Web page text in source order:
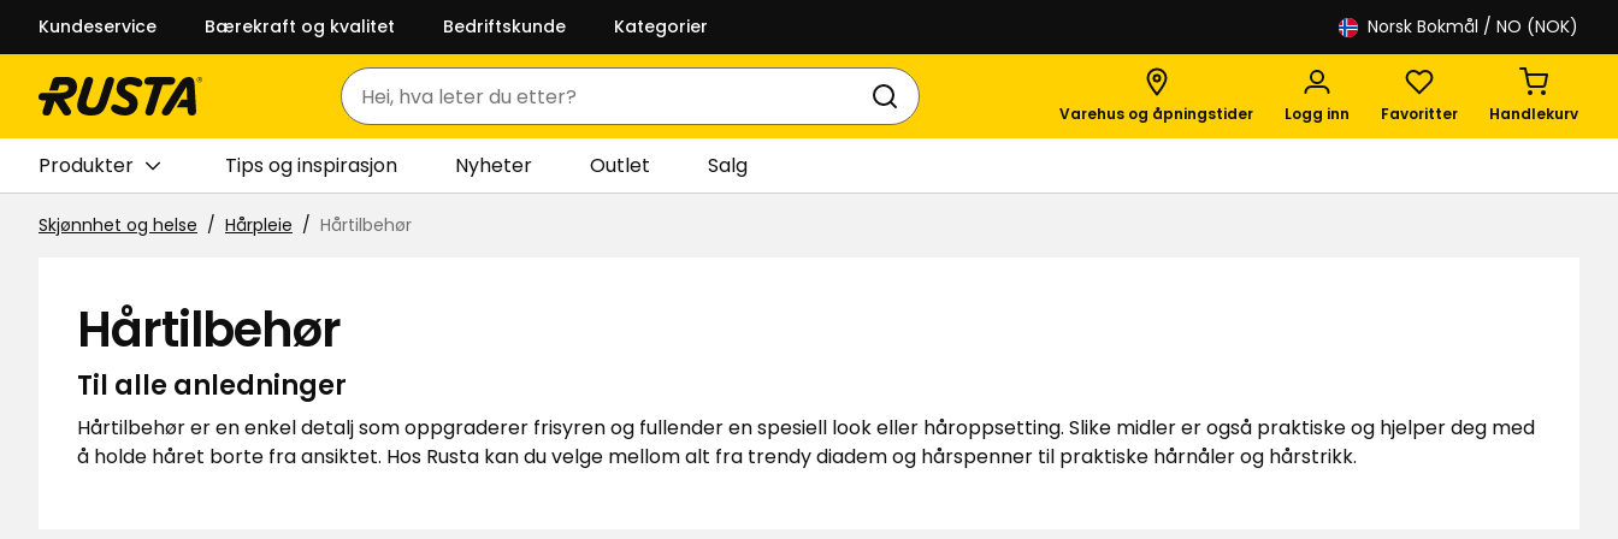
Kundeservice Bærekraft og kvalitet Bedriftskunde Kategorier Norsk Bokmål / NO (NOK)
Søk Varehus og åpningstider Logg inn Favoritter Handlekurv
Produkter Tips og inspirasjon Nyheter Outlet Salg
Skjønnhet og helse Hårpleie Hårtilbehør
Hårtilbehør
Til alle anledninger
Hårtilbehør er en enkel detalj som oppgraderer frisyren og fullender en spesiell look eller håroppsetting. Slike midler er også praktiske og hjelper deg med
å holde håret borte fra ansiktet. Hos Rusta kan du velge mellom alt fra trendy diadem og hårspenner til praktiske hårnåler og hårstrikk.